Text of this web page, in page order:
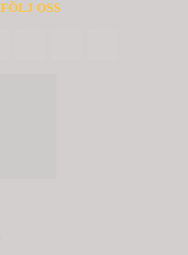
FÖLJ OSS